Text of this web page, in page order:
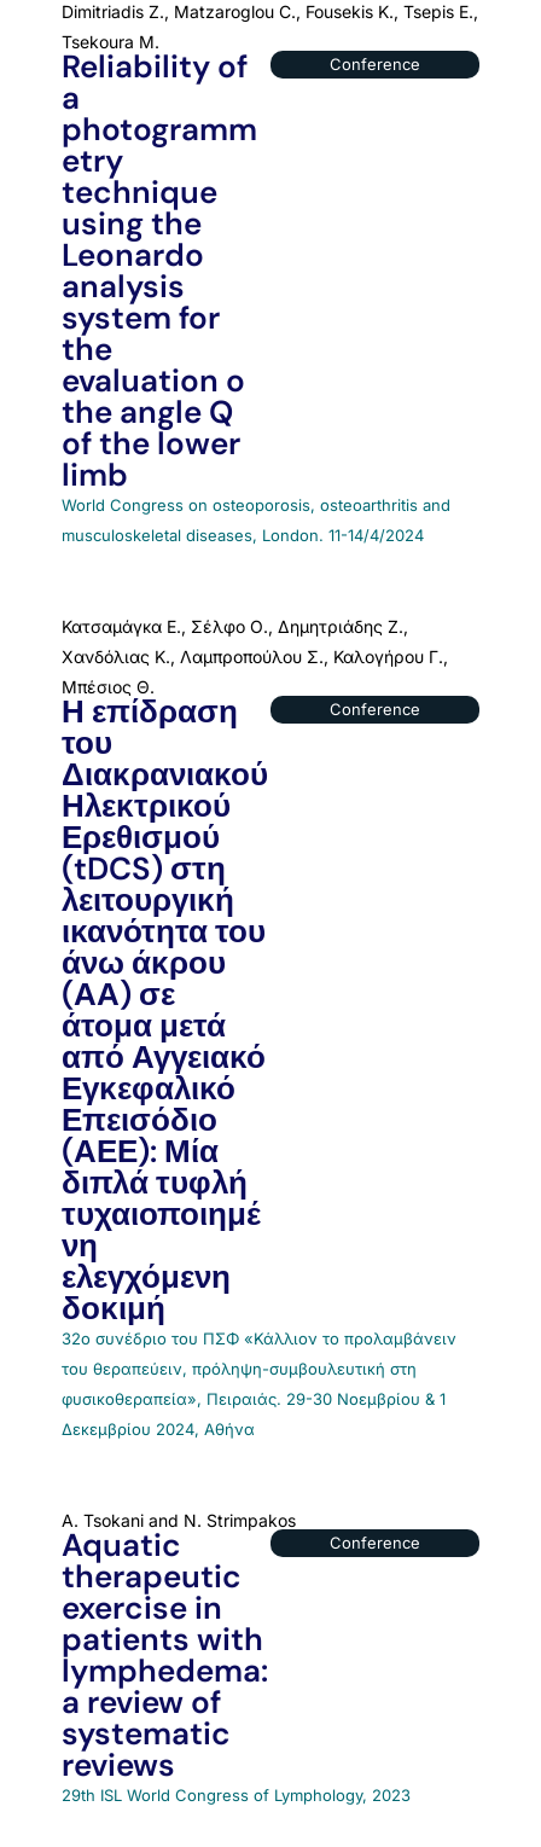
Dimitriadis Z., Matzaroglou C., Fousekis K., Tsepis E.,
Tsekoura M.
Reliability of
a
photogramm
etry
technique
using the
Leonardo
analysis
system for
the
evaluation o
the angle Q
of the lower
limb
Conference
World Congress on osteoporosis, osteoarthritis and
musculoskeletal diseases, London. 11-14/4/2024
Κατσαμάγκα Ε., Σέλφο Ο., Δημητριάδης Ζ.,
Χανδόλιας Κ., Λαμπροπούλου Σ., Καλογήρου Γ.,
Μπέσιος Θ.
Η επίδραση
του
Διακρανιακού
Ηλεκτρικού
Ερεθισμού
(tDCS) στη
λειτουργική
ικανότητα του
άνω άκρου
(ΑΑ) σε
άτομα μετά
από Αγγειακό
Εγκεφαλικό
Επεισόδιο
(ΑΕΕ): Μία
διπλά τυφλή
τυχαιοποιημέ
νη
ελεγχόμενη
δοκιμή
Conference
32ο συνέδριο του ΠΣΦ «Κάλλιον το προλαμβάνειν
του θεραπεύειν, πρόληψη-συμβουλευτική στη
φυσικοθεραπεία», Πειραιάς. 29-30 Νοεμβρίου & 1
Δεκεμβρίου 2024, Αθήνα
Α. Tsokani and N. Strimpakos
Aquatic
therapeutic
exercise in
patients with
lymphedema:
a review of
systematic
reviews
Conference
29th ISL World Congress of Lymphology, 2023